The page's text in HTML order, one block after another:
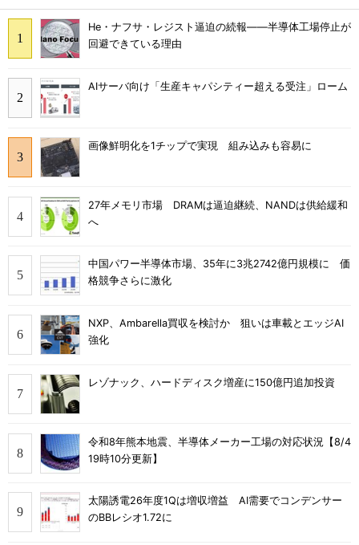
He・ナフサ・レジスト逼迫の続報――半導体工場停止が
回避できている理由
AIサーバ向け「生産キャパシティー超える受注」ローム
画像鮮明化を1チップで実現 組み込みも容易に
27年メモリ市場 DRAMは逼迫継続、NANDは供給緩和
へ
中国パワー半導体市場、35年に3兆2742億円規模に 価
格競争さらに激化
NXP、Ambarella買収を検討か 狙いは車載とエッジAI
強化
レゾナック、ハードディスク増産に150億円追加投資
令和8年熊本地震、半導体メーカー工場の対応状況【8/4
19時10分更新】
太陽誘電26年度1Qは増収増益 AI需要でコンデンサー
のBBレシオ1.72に